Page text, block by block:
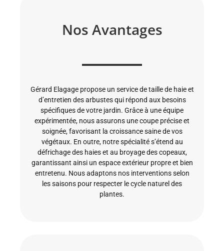
Nos Avantages
Gérard Elagage propose un service de taille de haie et
d’entretien des arbustes qui répond aux besoins
spécifiques de votre jardin. Grâce à une équipe
expérimentée, nous assurons une coupe précise et
soignée, favorisant la croissance saine de vos
végétaux. En outre, notre spécialité s’étend au
défrichage des haies et au broyage des copeaux,
garantissant ainsi un espace extérieur propre et bien
entretenu. Nous adaptons nos interventions selon
les saisons pour respecter le cycle naturel des
plantes.